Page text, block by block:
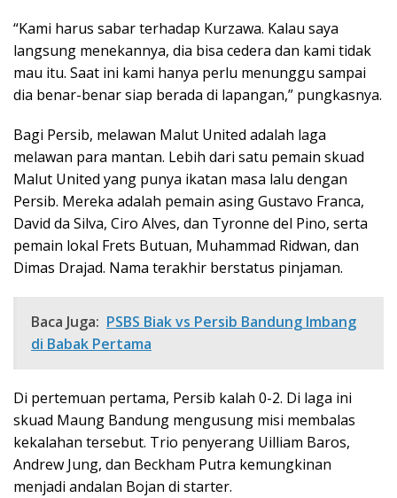
“Kami harus sabar terhadap Kurzawa. Kalau saya
langsung menekannya, dia bisa cedera dan kami tidak
mau itu. Saat ini kami hanya perlu menunggu sampai
dia benar-benar siap berada di lapangan,” pungkasnya.
Bagi Persib, melawan Malut United adalah laga
melawan para mantan. Lebih dari satu pemain skuad
Malut United yang punya ikatan masa lalu dengan
Persib. Mereka adalah pemain asing Gustavo Franca,
David da Silva, Ciro Alves, dan Tyronne del Pino, serta
pemain lokal Frets Butuan, Muhammad Ridwan, dan
Dimas Drajad. Nama terakhir berstatus pinjaman.
Baca Juga: PSBS Biak vs Persib Bandung Imbang
di Babak Pertama
Di pertemuan pertama, Persib kalah 0-2. Di laga ini
skuad Maung Bandung mengusung misi membalas
kekalahan tersebut. Trio penyerang Uilliam Baros,
Andrew Jung, dan Beckham Putra kemungkinan
menjadi andalan Bojan di starter.